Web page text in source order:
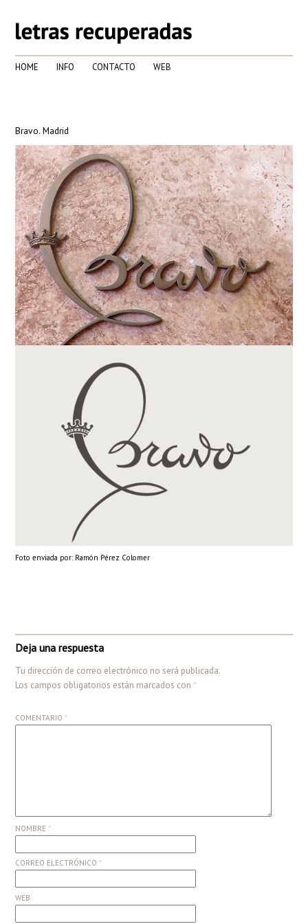
HOME INFO CONTACTO WEB
Bravo. Madrid
Foto enviada por: Ramón Pérez Colomer
Deja una respuesta
Tu dirección de correo electrónico no será publicada.
Los campos obligatorios están marcados con*
COMENTARIO*
NOMBRE*
CORREO ELECTRÓNICO*
WEB